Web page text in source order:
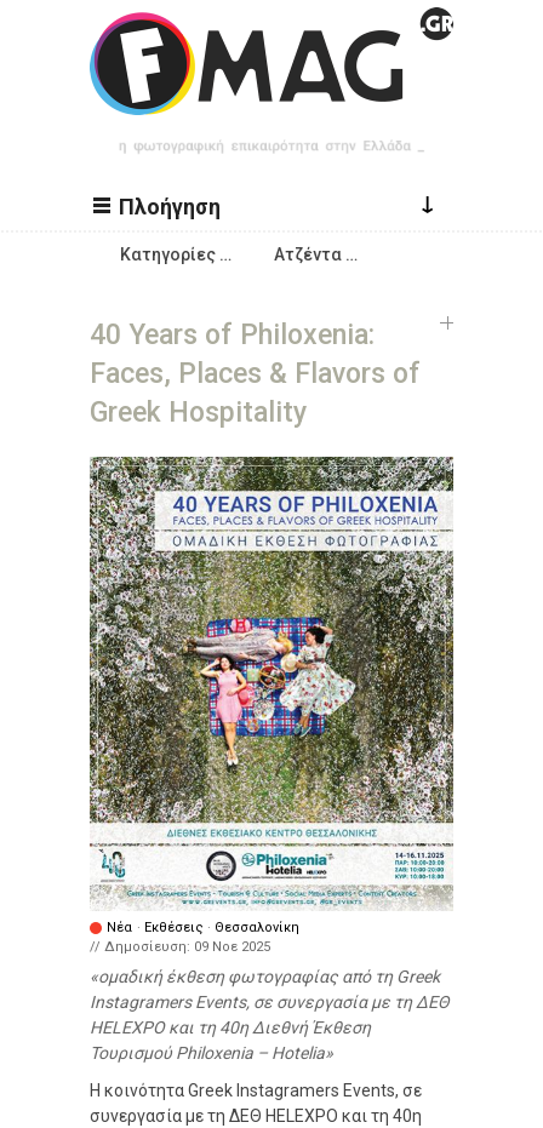
Παράκαμψη προς το κυρίως περιεχόμενο
Πλοήγηση ↓
Κατηγορίες … Ατζέντα …
40 Years of Philoxenia:
Faces, Places & Flavors of
Greek Hospitality
Νέα · Εκθέσεις · Θεσσαλονίκη
// Δημοσίευση: 09 Νοε 2025
ομαδική έκθεση φωτογραφίας από τη Greek
Instagramers Events, σε συνεργασία με τη ΔΕΘ
HELEXPO και τη 40η Διεθνή Έκθεση
Τουρισμού Philoxenia – Hotelia
Η κοινότητα Greek Instagramers Events, σε
συνεργασία με τη ΔΕΘ HELEXPO και τη 40η